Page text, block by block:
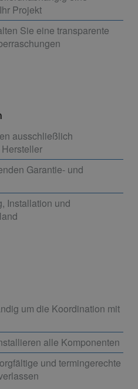
Projekt
Sie eine transparente
ausschließlich
Garantie- und
Installation und
um die Koordination mit
alle Komponenten
und termingerechte